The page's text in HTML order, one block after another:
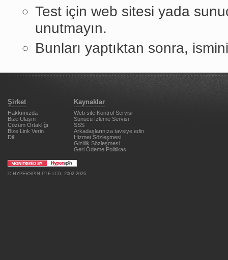
Test için web sitesi yada
unutmayın.
Bunları yaptıktan sonra,
Şirket
Hakkımızda
Bize Ulaşın
Çözüm Ortaklığı
Bize Link Verin
Dil
Kaynaklar
Web site Kontrol Servisi
Sunucu İzleme Servisi
SSS
Arkadaşlarınıza tavsiye edin
Hizmet Sözleşmesi
Gizlilik Sözleşmesi
Geri Ödeme Politikası
© HYPERSPIN PTE LTD , 2002-2026.